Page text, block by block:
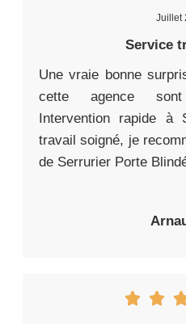
Juillet
Service
Une vraie bonne
cette agence
Intervention rapide à
travail soigné, je
de Serrurier Porte